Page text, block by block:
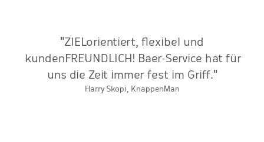
"ZIELorientiert, flexibel und
kundenFREUNDLICH! Baer-Service hat für
uns die Zeit immer fest im Griff."
Harry Skopi, KnappenMan